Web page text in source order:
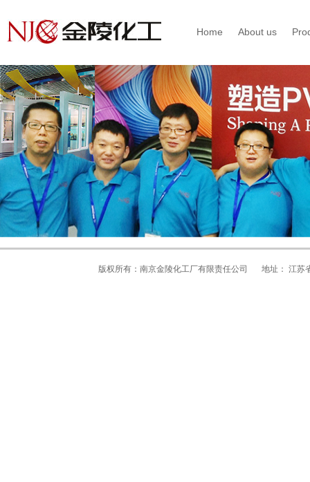
Home About us
版权所有：南京金陵化工厂有限责任公司 地址： 江苏